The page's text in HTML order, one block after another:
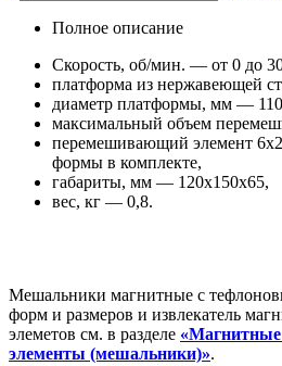
Полное описание
Скорость, об/мин. — от 0 до
платформа из нержавеющей
диаметр платформы, мм —
максимальный объем
перемешивающий элемент
формы в комплекте,
габариты, мм — 120x150x65,
вес, кг — 0,8.
Мешальники магнитные с
форм и размеров и извлекатель
элеметов см. в разделе
элементы (мешальники)».